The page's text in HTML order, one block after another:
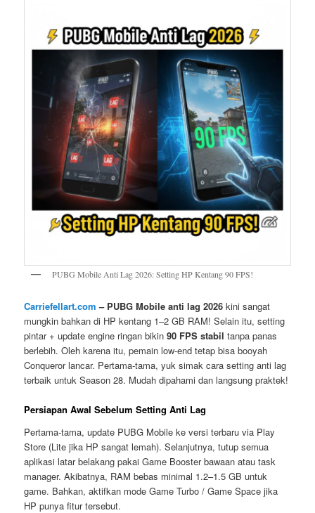
PUBG Mobile Anti Lag 2026: Setting HP Kentang 90 FPS!
Carriefellart.com – PUBG Mobile anti lag 2026 kini sangat
mungkin bahkan di HP kentang 1–2 GB RAM! Selain itu, setting
pintar + update engine ringan bikin90 FPS stabil tanpa panas
berlebih. Oleh karena itu, pemain low-end tetap bisa booyah
Conqueror lancar. Pertama-tama, yuk simak cara setting anti lag
terbaik untuk Season 28. Mudah dipahami dan langsung praktek!
Persiapan Awal Sebelum Setting Anti Lag
Pertama-tama, update PUBG Mobile ke versi terbaru via Play
Store (Lite jika HP sangat lemah). Selanjutnya, tutup semua
aplikasi latar belakang pakai Game Booster bawaan atau task
manager. Akibatnya, RAM bebas minimal 1.2–1.5 GB untuk
game. Bahkan, aktifkan mode Game Turbo / Game Space jika
HP punya fitur tersebut.